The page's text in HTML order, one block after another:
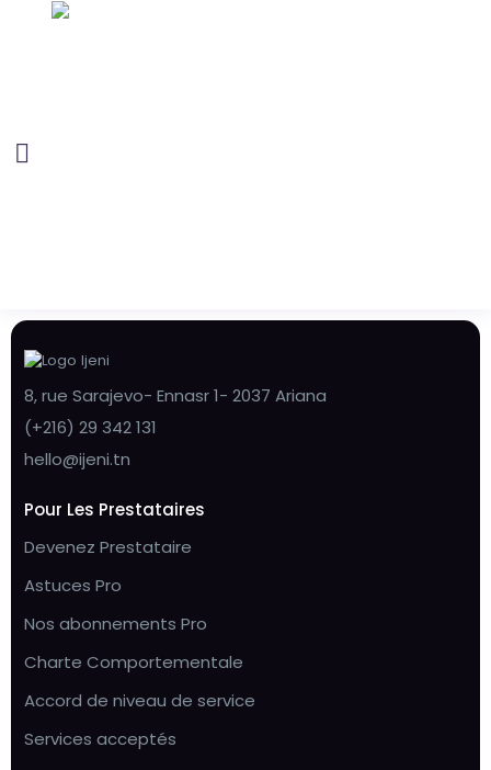
8, rue Sarajevo- Ennasr 1- 2037 Ariana
(+216) 29 342 131
hello@ijeni.tn
Pour Les Prestataires
Devenez Prestataire
Astuces Pro
Nos abonnements Pro
Charte Comportementale
Accord de niveau de service
Services acceptés